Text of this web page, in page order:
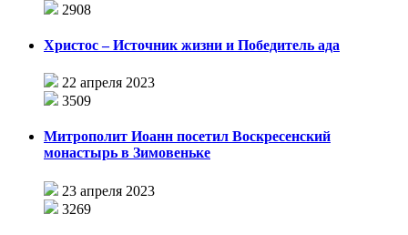
2908
Христос – Источник жизни и Победитель ада
22 апреля 2023
3509
Митрополит Иоанн посетил Воскресенский
монастырь в Зимовеньке
23 апреля 2023
3269